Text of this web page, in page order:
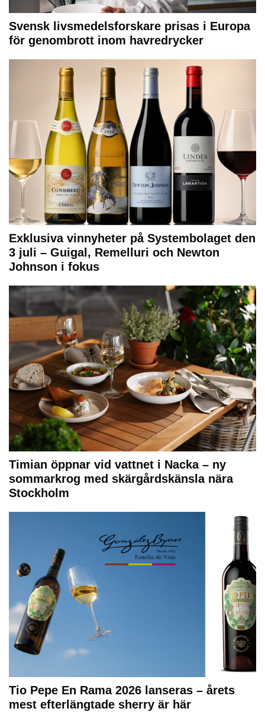
Svensk livsmedelsforskare prisas i Europa
för genombrott inom havredrycker
Exklusiva vinnyheter på Systembolaget den
3 juli – Guigal, Remelluri och Newton
Johnson i fokus
Timian öppnar vid vattnet i Nacka – ny
sommarkrog med skärgårdskänsla nära
Stockholm
Tio Pepe En Rama 2026 lanseras – årets
mest efterlängtade sherry är här